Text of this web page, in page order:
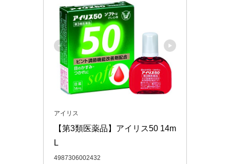
アイリス
【第3類医薬品】アイリス50 14m
L
4987306002432